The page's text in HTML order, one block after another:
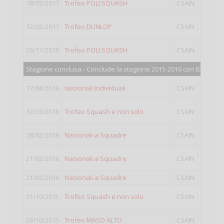
18/03/2017 Trofeo POLI SQUASH CSAIN
12/02/2017 Trofeo DUNLOP CSAIN
26/11/2016 Trofeo POLI SQUASH CSAIN
Stagione conclusa - Conclude la stagione 2015-2016 con 638
17/04/2016 Nazionali Individuali CSAIN
12/03/2016 Trofeo Squash e non solo CSAIN
28/02/2016 Nazionali a Squadre CSAIN
21/02/2016 Nazionali a Squadre CSAIN
21/02/2016 Nazionali a Squadre CSAIN
31/10/2015 Trofeo Squash e non solo CSAIN
03/10/2015 Trofeo MASO ALTO CSAIN